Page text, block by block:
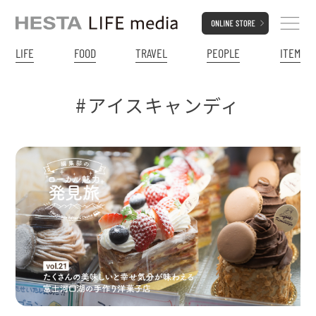
LIFE FOOD TRAVEL PEOPLE ITEM
#アイスキャンディ